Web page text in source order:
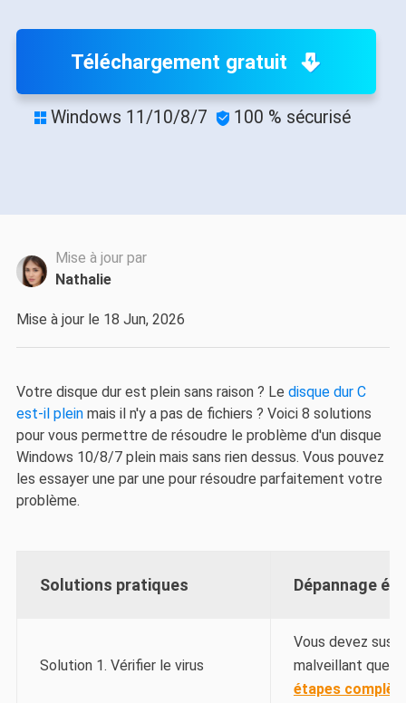
Téléchargement gratuit
 Windows 11/10/8/7  100 % sécurisé
Mise à jour par
Nathalie
Mise à jour le 18 Jun, 2026
Votre disque dur est plein sans raison ? Le disque dur C
est-il pleinmais il n'y a pas de fichiers ? Voici 8 solutions
pour vous permettre de résoudre le problème d'un disque
Windows 10/8/7 plein mais sans rien dessus. Vous pouvez
les essayer une par une pour résoudre parfaitement votre
problème.
Solutions pratiques Dépannage
Solution 1. Vérifier le virus
Vous devez
malveillant que
étapes